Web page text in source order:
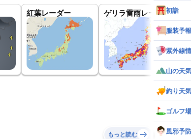
紅葉レーダー ゲリラ雷雨レーダー
もっと読む
初詣
服装予報
紫外線
山の天気
釣り天気
ゴルフ
風邪予